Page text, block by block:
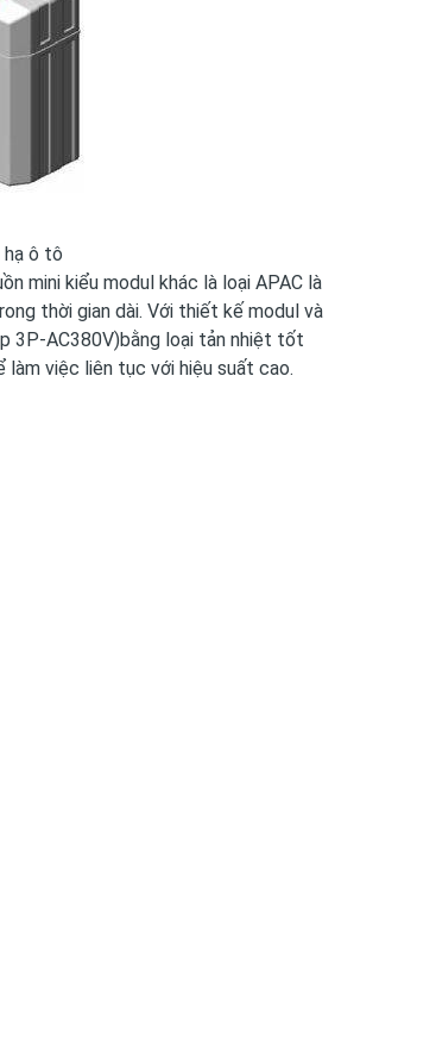
hạ ô tô
mini kiểu modul khác là loại APAC là
thời gian dài. Với thiết kế modul và
3P-AC380V)bằng loại tản nhiệt tốt
làm việc liên tục với hiệu suất cao.